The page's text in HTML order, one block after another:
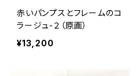
赤いパンプスとフレームのコ
ラージュ-２（原画）
¥13,200